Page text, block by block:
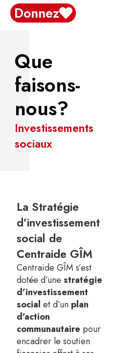
content
Donnez
Que
faisons-
nous?
Investissements
sociaux
La Stratégie
d’investissement
social de
Centraide GÎM
Centraide GÎM s’est
dotée d’unestratégie
d’investissement
social et d’un plan
d’action
communautaire pour
encadrer le soutien